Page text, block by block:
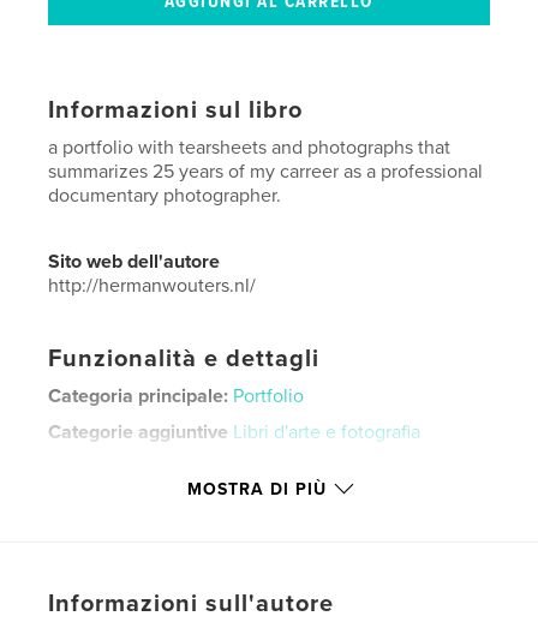
Informazioni sul libro
a portfolio with tearsheets and photographs that
summarizes 25 years of my carreer as a professional
documentary photographer.
Sito web dell'autore
http://hermanwouters.nl/
Funzionalità e dettagli
Categoria principale: Portfolio
Categorie aggiuntive Libri d'arte e fotografia
124
Parole chiave
MOSTRA DI PIÙ
Informazioni sull'autore